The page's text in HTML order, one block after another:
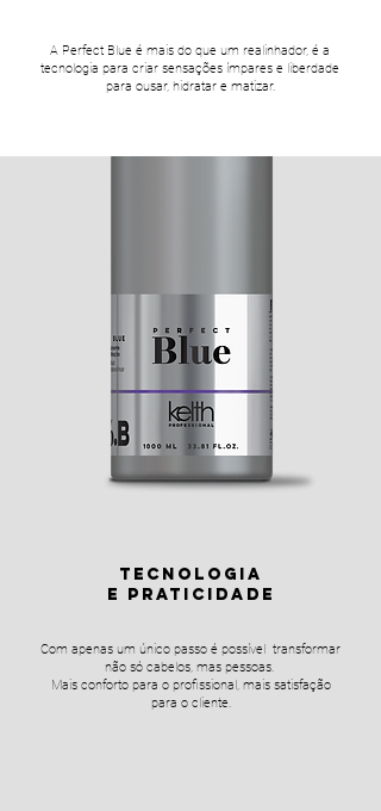
A Perfect Blue é mais do que um realinhador, é a
tecnologia para criar sensações ímpares e liberdade
para ousar, hidratar e matizar.
TECNOLOGIA
E PRATICIDADE
Com apenas um único passo é possível transformar
não só cabelos, mas pessoas.
Mais conforto para o profissional, mais satisfação
para o cliente.